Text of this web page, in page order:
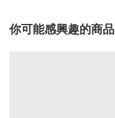
你可能感興趣的商品